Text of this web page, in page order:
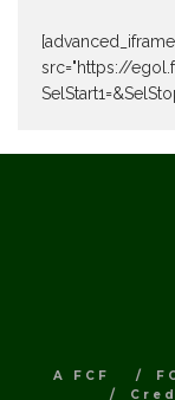
src="https://
A FCF